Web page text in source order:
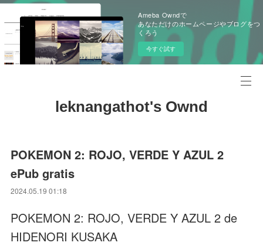
Ameba Owndで
あなただけのホームページやブログをつ
くろう
今すぐ試す
leknangathot's Ownd
POKEMON 2: ROJO, VERDE Y AZUL 2
ePub gratis
2024.05.19 01:18
POKEMON 2: ROJO, VERDE Y AZUL 2 de
HIDENORI KUSAKA